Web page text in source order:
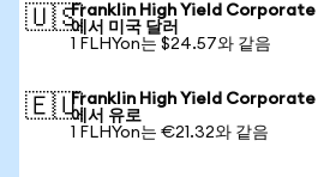
🇺🇸Franklin High Yield Corporate
에서 미국 달러
1 FLHYon는 $24.57와 같음
🇪🇺Franklin High Yield Corporate
에서 유로
1 FLHYon는 €21.32와 같음